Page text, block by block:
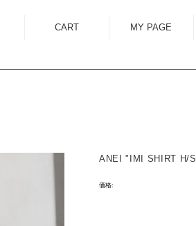
CART MY PAGE
ANEI "IMI SHIRT H/
価格: